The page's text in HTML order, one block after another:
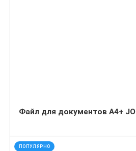
ПОПУЛЯРНО
код: 50159